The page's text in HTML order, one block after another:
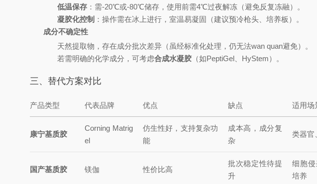
低温保存：需-20℃或-80℃储存，使用前需4℃过夜解冻（避免反复冻融）。
凝胶化控制 ：操作需在冰上进行，室温易凝固（建议预冷枪头、培养板）。
成分不确定性
天然提取物，存在成分批次差异（虽经标准化处理，仍无法wan quan避免）。
若需明确的化学成分，可考虑合成水凝胶（如PeptiGel、HyStem）。
三、替代方案对比
产品类型 代表品牌 优点 缺点 适用场
康宁基质胶
Corning Matrig
el
仿生性好，支持复杂功
能
成本高，成分复
杂
类器官
国产基质胶 镁伽 性价比高
批次稳定性待提
升
细胞
培养